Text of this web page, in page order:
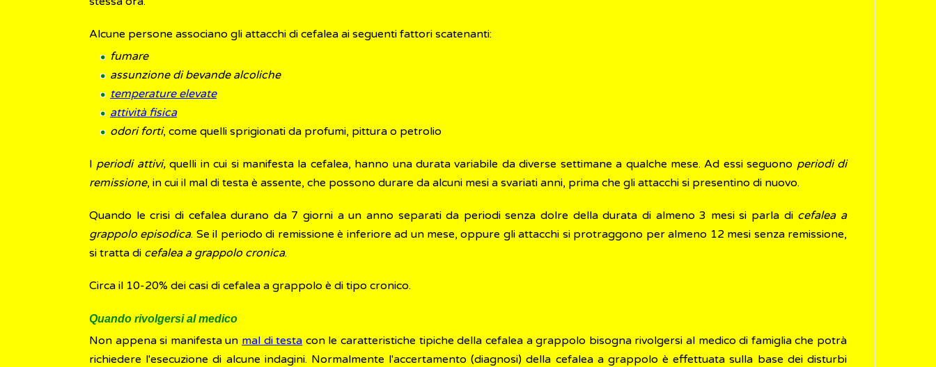
Alcune persone associano gli attacchi di cefalea ai seguenti fattori scatenanti:
fumare
assunzione di bevande alcoliche
temperature elevate
attività fisica
odori forti, come quelli sprigionati da profumi, pittura o petrolio
I periodi attivi,quelli in cui si manifesta la cefalea, hanno una durata variabile da diverse settimane a qualche mese. Ad essi seguono periodi di
remissione, in cui il mal di testa è assente, che possono durare da alcuni mesi a svariati anni, prima che gli attacchi si presentino di nuovo.
Quando le crisi di cefalea durano da 7 giorni a un anno separati da periodi senza dolre della durata di almeno 3 mesi si parla di cefalea a
grappolo episodica. Se il periodo di remissione è inferiore ad un mese, oppure gli attacchi si protraggono per almeno 12 mesi senza remissione,
si tratta di cefalea a grappolo cronica.
Circa il 10-20% dei casi di cefalea a grappolo è di tipo cronico.
Quando rivolgersi al medico
Non appena si manifesta un mal di testa con le caratteristiche tipiche della cefalea a grappolo bisogna rivolgersi al medico di famiglia che potrà
richiedere l'esecuzione di alcune indagini. Normalmente l'accertamento (diagnosi) della cefalea a grappolo è effettuata sulla base dei disturbi